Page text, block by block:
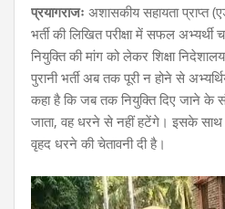
प्रयागराजः अशासकीय सहायता प्राप्त
भर्ती की लिखित परीक्षा में सफल
नियुक्ति की मांग को लेकर शिक्षा
पुरानी भर्ती अब तक पूरी न होने से
कहा है कि जब तक नियुक्ति दिए जाने के
जाता, वह धरने से नहीं हटेंगे। इसके साथ
वृहद धरने की चेतावनी दी है।